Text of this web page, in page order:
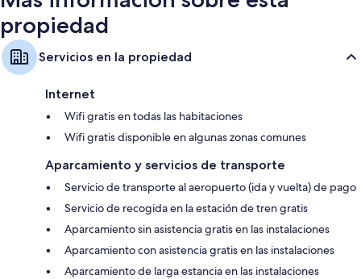
propiedad
Servicios en la propiedad
Internet
Wifi gratis en todas las habitaciones
Wifi gratis disponible en algunas zonas comunes
Aparcamiento y servicios de transporte
Servicio de transporte al aeropuerto (ida y vuelta) de pago
Servicio de recogida en la estación de tren gratis
Aparcamiento sin asistencia gratis en las instalaciones
Aparcamiento con asistencia gratis en las instalaciones
Aparcamiento de larga estancia en las instalaciones